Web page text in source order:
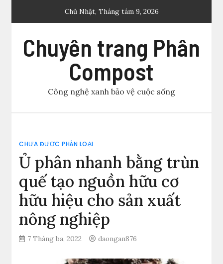
Chủ Nhật, Tháng tám 9, 2026
Chuyên trang Phân
Compost
Công nghệ xanh bảo vệ cuộc sống
CHƯA ĐƯỢC PHÂN LOẠI
Ủ phân nhanh bằng trùn
quế tạo nguồn hữu cơ
hữu hiệu cho sản xuất
nông nghiệp
7 Tháng ba, 2022 daongan876